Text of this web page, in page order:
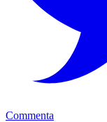
Commenta